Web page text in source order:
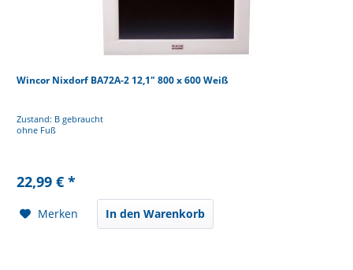
Wincor Nixdorf BA72A-2 12,1" 800 x 600 Weiß
Zustand: B gebraucht
ohne Fuß
22,99 € *
Merken In den Warenkorb